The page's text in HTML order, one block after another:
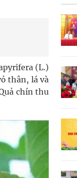
(L.)
thân, lá và
chín thu